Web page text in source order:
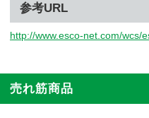
参考URL
http://www.esco-net.com/wcs/
売れ筋商品